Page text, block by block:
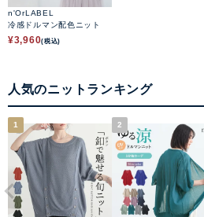
n'OrLABEL
冷感ドルマン配色ニット
¥3,960(税込)
人気のニットランキング
1 2